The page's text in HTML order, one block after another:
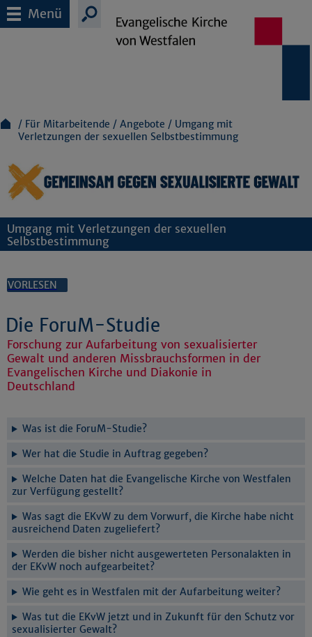
Menü
Für Mitarbeitende Angebote
Umgang mit
Verletzungen der sexuellen Selbstbestimmung
Umgang mit Verletzungen der sexuellen
Selbstbestimmung
VORLESEN
Die ForuM-Studie
Forschung zur Aufarbeitung von sexualisierter
Gewalt und anderen Missbrauchsformen in der
Evangelischen Kirche und Diakonie in
Deutschland
Was ist die ForuM-Studie?
Wer hat die Studie in Auftrag gegeben?
Welche Daten hat die Evangelische Kirche von Westfalen
zur Verfügung gestellt?
Was sagt die EKvW zu dem Vorwurf, die Kirche habe nicht
ausreichend Daten zugeliefert?
Werden die bisher nicht ausgewerteten Personalakten in
der EKvW noch aufgearbeitet?
Wie geht es in Westfalen mit der Aufarbeitung weiter?
Was tut die EKvW jetzt und in Zukunft für den Schutz vor
sexualisierter Gewalt?